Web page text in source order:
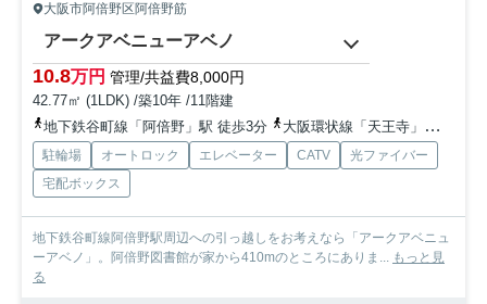
大阪市阿倍野区阿倍野筋
アークアベニューアベノ
10.8万円 管理/共益費8,000円
42.77㎡ (1LDK) /築10年 /11階建
地下鉄谷町線「阿倍野」駅 徒歩3分
大阪環状線「天王寺」駅 徒歩12分
駐輪場 オートロック エレベーター CATV
光ファイバー
宅配ボックス
地下鉄谷町線阿倍野駅周辺への引っ越しをお考えなら「アークアベニュ
ーアベノ」。阿倍野図書館が家から410mのところにありま... もっと見
る